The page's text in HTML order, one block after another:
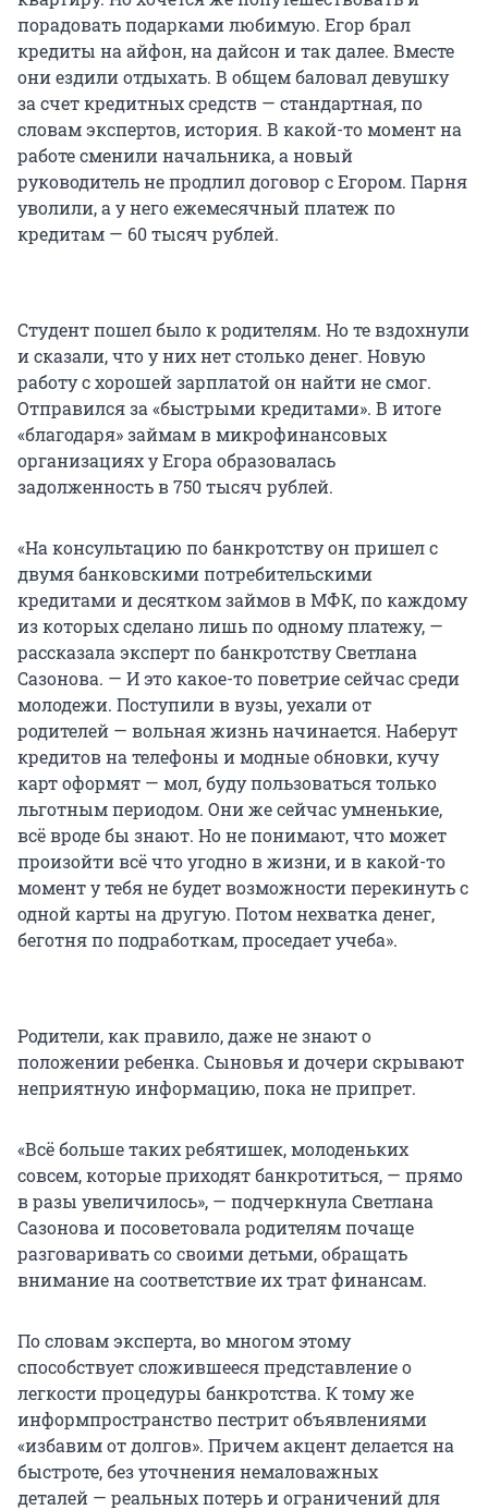
порадовать подарками любимую. Егор брал
кредиты на айфон, на дайсон и так далее. Вместе
они ездили отдыхать. В общем баловал девушку
за счет кредитных средств — стандартная, по
словам экспертов, история. В какой-то момент на
работе сменили начальника, а новый
руководитель не продлил договор с Егором. Парня
уволили, а у него ежемесячный платеж по
кредитам — 60 тысяч рублей.
Студент пошел было к родителям. Но те вздохнули
и сказали, что у них нет столько денег. Новую
работу с хорошей зарплатой он найти не смог.
Отправился за «быстрыми кредитами». В итоге
«благодаря» займам в микрофинансовых
организациях у Егора образовалась
задолженность в 750 тысяч рублей.
«На консультацию по банкротству он пришел с
двумя банковскими потребительскими
кредитами и десятком займов в МФК, по каждому
из которых сделано лишь по одному платежу, —
рассказала эксперт по банкротству Светлана
Сазонова. — И это какое-то поветрие сейчас среди
молодежи. Поступили в вузы, уехали от
родителей — вольная жизнь начинается. Наберут
кредитов на телефоны и модные обновки, кучу
карт оформят — мол, буду пользоваться только
льготным периодом. Они же сейчас умненькие,
всё вроде бы знают. Но не понимают, что может
произойти всё что угодно в жизни, и в какой-то
момент у тебя не будет возможности перекинуть с
одной карты на другую. Потом нехватка денег,
беготня по подработкам, проседает учеба».
Родители, как правило, даже не знают о
положении ребенка. Сыновья и дочери скрывают
неприятную информацию, пока не припрет.
«Всё больше таких ребятишек, молоденьких
совсем, которые приходят банкротиться, — прямо
в разы увеличилось», — подчеркнула Светлана
Сазонова и посоветовала родителям почаще
разговаривать со своими детьми, обращать
внимание на соответствие их трат финансам.
По словам эксперта, во многом этому
способствует сложившееся представление о
легкости процедуры банкротства. К тому же
информпространство пестрит объявлениями
«избавим от долгов». Причем акцент делается на
быстроте, без уточнения немаловажных
деталей — реальных потерь и ограничений для